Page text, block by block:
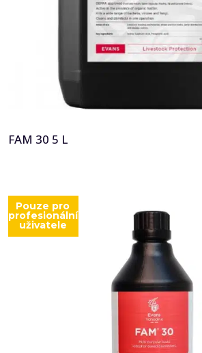
FAM 30 5 L
Pouze pro
profesionální
uživatele